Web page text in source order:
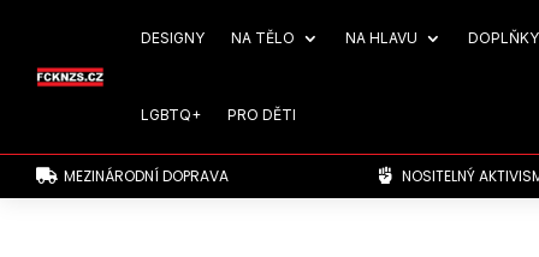
DESIGNY NA TĚLO NA HLAVU DOPLŇKY
LGBTQ+ PRO DĚTI
 MEZINÁRODNÍ DOPRAVA  NOSITELNÝ